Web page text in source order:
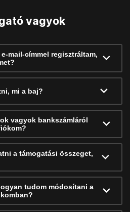
vagyok
mail-címmel regisztráltam,
mi a baj?
vagyok bankszámláról
a támogatási összeget,
tudom módosítani a